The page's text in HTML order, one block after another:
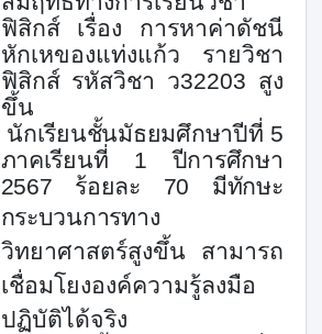
ฟิสิกส์ เรื่อง การหาค่าดัชนี
หักเหของแท่งแก้ว รายวิชา
ฟิสิกส์ รหัสวิชา ว32203 สูง
ขึ้น
นักเรียนชั้นมัธยมศึกษาปีที่ 5
ภาคเรียนที่ 1ปีการศึกษา
2567 ร้อยละ 70 มีทักษะ
กระบวนการทาง
วิทยาศาสตร์สูงขึ้น สามารถ
เชื่อมโยงองค์ความรู้ลงมือ
ปฏิบัติได้จริง